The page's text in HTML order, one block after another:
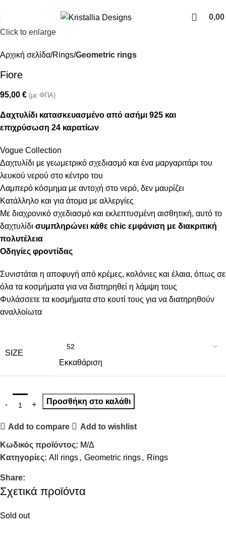
0,00
Click to enlarge
Αρχική σελίδα Rings Geometric rings
Fiore
95,00 € (με ΦΠΑ)
Δαχτυλίδι κατασκευασμένο από ασήμι 925 και
επιχρύσωση 24 καρατίων
Vogue Collection
Δαχτυλίδι με γεωμετρικό σχεδιασμό και ένα μαργαριτάρι του
λευκού νερού στο κέντρο του
Λαμπερό κόσμημα με αντοχή στο νερό, δεν μαυρίζει
Κατάλληλο και για άτομα με αλλεργίες
Με διαχρονικό σχεδιασμό και εκλεπτυσμένη αισθητική, αυτό το
δαχτυλίδι συμπληρώνει κάθε chic εμφάνιση με διακριτική
πολυτέλεια
Οδηγίες φροντίδας
Συνιστάται η αποφυγή από κρέμες, κολόνιες και έλαια, όπως σε
όλα τα κοσμήματα για να διατηρηθεί η λάμψη τους
Φυλάσσετε τα κοσμήματα στο κουτί τους για να διατηρηθούν
αναλλοίωτα
SIZE
Εκκαθάριση
Προσθήκη στο καλάθι
Add to compare Add to wishlist
Κωδικός προϊόντος: Μ/Δ
Κατηγορίες: All rings, Geometric rings, Rings
Share:
Σχετικά προϊόντα
Sold out